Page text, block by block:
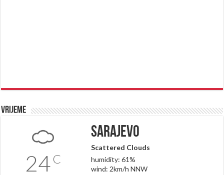
Vrijeme
24C
Sarajevo
Scattered Clouds
humidity: 61%
wind: 2km/h NNW